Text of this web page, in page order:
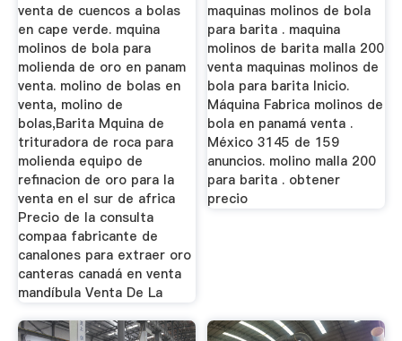
venta de cuencos a bolas
en cape verde. mquina
molinos de bola para
molienda de oro en panam
venta. molino de bolas en
venta, molino de
bolas,Barita Mquina de
trituradora de roca para
molienda equipo de
refinacion de oro para la
venta en el sur de africa
Precio de la consulta
compaa fabricante de
canalones para extraer oro
canteras canadá en venta
mandíbula Venta De La
maquinas molinos de bola
para barita . maquina
molinos de barita malla 200
venta maquinas molinos de
bola para barita Inicio.
Máquina Fabrica molinos de
bola en panamá venta .
México 3145 de 159
anuncios. molino malla 200
para barita . obtener
precio